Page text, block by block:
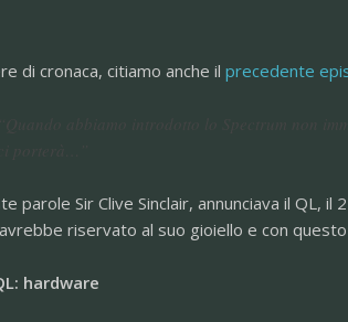
di cronaca, citiamo anche il precedente
parole Sir Clive Sinclair, annunciava il QL,
riservato al suo gioiello e con
hardware